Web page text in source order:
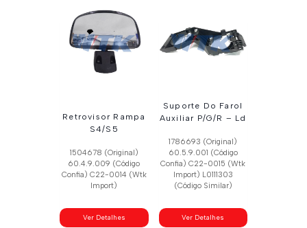
Retrovisor Rampa
S4/S5
1504678 (Original)
60.4.9.009 (Código
Confia) C22-0014 (Wtk
Import)
Ver Detalhes
Suporte Do Farol
Auxiliar P/G/R – Ld
1786693 (Original)
60.5.9.001 (Código
Confia) C22-0015 (Wtk
Import) L0111303
(Código Similar)
Ver Detalhes